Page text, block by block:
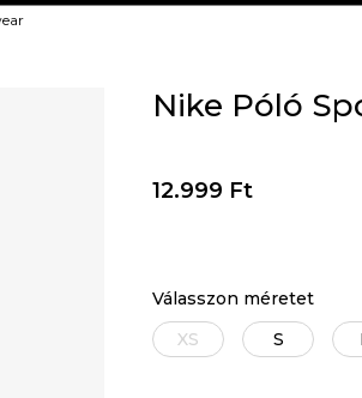
Nike Póló
12.999 Ft
Válasszon méretet
XS
S